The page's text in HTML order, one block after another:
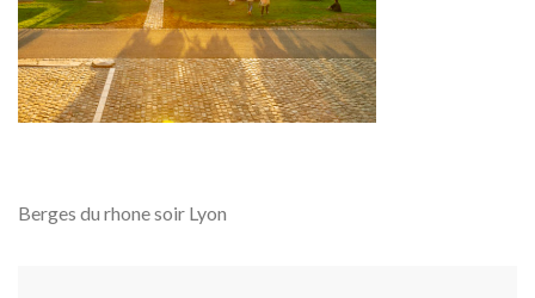
Berges du rhone soir Lyon